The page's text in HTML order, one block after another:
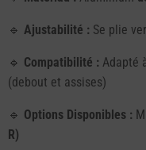
🔹 Ajustabilité : Se plie
🔹 Compatibilité : Adapté
(debout et assises)
🔹 Options Disponibles :
R)